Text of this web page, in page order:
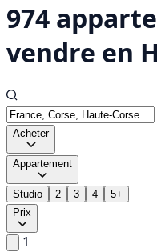
974
vendre en
Acheter
Appartement
Studio 2 3 4
5+
Prix
1